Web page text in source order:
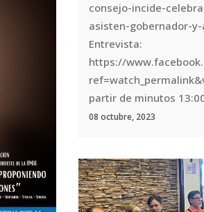
consejo-incide-
asisten-gobernador-
Entrevista:
https://
partir de minutos
08 octubre, 2023